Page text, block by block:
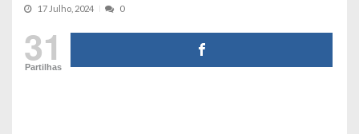
17 Julho, 2024 0
31
Partilhas